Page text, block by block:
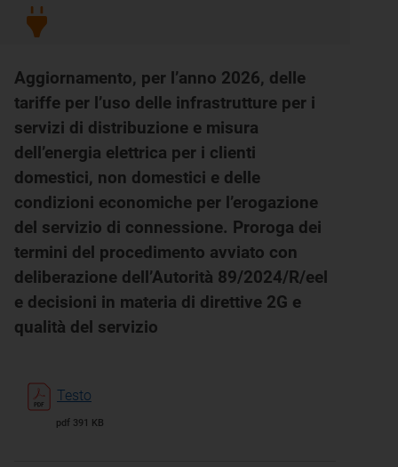
Aggiornamento, per l’anno 2026, delle
tariffe per l’uso delle infrastrutture per i
servizi di distribuzione e misura
dell’energia elettrica per i clienti
domestici, non domestici e delle
condizioni economiche per l’erogazione
del servizio di connessione. Proroga dei
termini del procedimento avviato con
deliberazione dell’Autorità 89/2024/R/eel
e decisioni in materia di direttive 2G e
qualità del servizio
Testo
pdf 391 KB